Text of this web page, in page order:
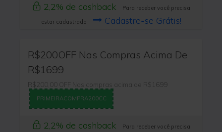
2,2% de cashback
Para receber você precisa
estar cadastrado
Cadastre-se Grátis!
R$200OFF Nas Compras Acima De
R$1699
R$200,00 OFF Nas compras acima de R$1699
PRIMEIRACOMPRA200CC
2,2% de cashback
Para receber você precisa